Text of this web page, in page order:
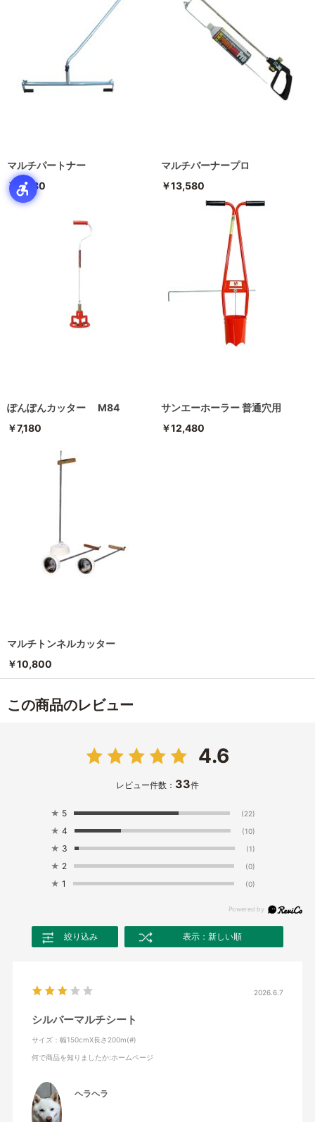
マルチパートナー
￥9,480
マルチバーナープロ
￥13,580
ぽんぽんカッター M84
￥7,180
サンエーホーラー 普通穴用
￥12,480
マルチトンネルカッター
￥10,800
この商品のレビュー
4.6
レビュー件数： 33件
★ 5 (22)
★ 4 (10)
★ 3 (1)
★ 2 (0)
★ 1 (0)
絞り込み 表示：新しい順
2026.6.7
シルバーマルチシート
サイズ：幅150cmX長さ200m(#)
何で商品を知りましたか:ホームページ
ヘラヘラ